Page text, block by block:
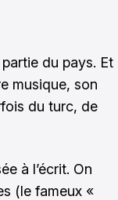
du pays. Et
musique, son
du turc, de
à l’écrit. On
(le fameux «